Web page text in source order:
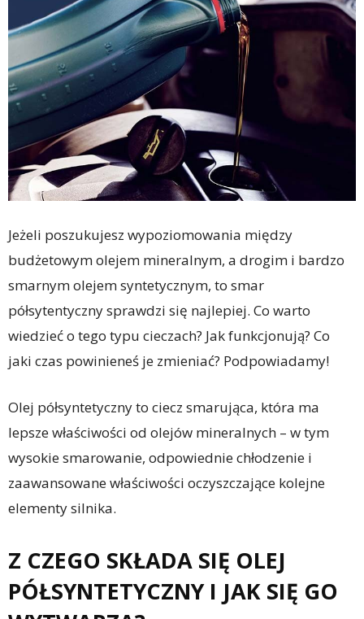
Jeżeli poszukujesz wypoziomowania między
budżetowym olejem mineralnym, a drogim i bardzo
smarnym olejem syntetycznym, to smar
półsytentyczny sprawdzi się najlepiej. Co warto
wiedzieć o tego typu cieczach? Jak funkcjonują? Co
jaki czas powinieneś je zmieniać? Podpowiadamy!
Olej półsyntetyczny to ciecz smarująca, która ma
lepsze właściwości od olejów mineralnych – w tym
wysokie smarowanie, odpowiednie chłodzenie i
zaawansowane właściwości oczyszczające kolejne
elementy silnika.
Z CZEGO SKŁADA SIĘ OLEJ
PÓŁSYNTETYCZNY I JAK SIĘ GO